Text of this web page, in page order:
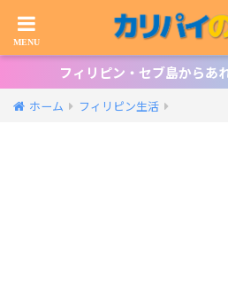
フィリピン・セブ島からあ
ホーム フィリピン生活